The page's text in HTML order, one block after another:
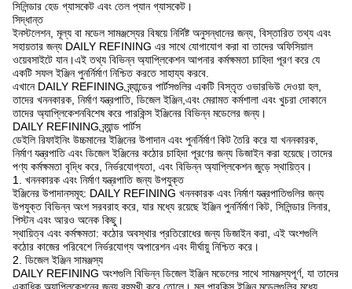
সিলিন্ডার হেড গ্যাসকেট এবং তেল প্যান গ্যাসকেট।
সিদ্ধান্ত
ইনস্টলেশন, মূল্য বা মডেল সামঞ্জস্যের বিষয়ে নির্দিষ্ট অনুসন্ধানের জন্য, বিস্তারিত তথ্য এবং
সহায়তার জন্য DAILY REFINING এর সাথে যোগাযোগ করা বা তাদের অফিসিয়াল
ওয়েবসাইটে যান।এই তথ্য বিভিন্ন অ্যাপ্লিকেশন আপনার কর্মক্ষমতা চাহিদা পূরণ করে যে
একটি সফল ইঞ্জিন পুনর্নির্মাণ নিশ্চিত করতে সাহায্য করবে.
এখানে DAILY REFINING ব্র্যান্ডের পার্টসগুলির একটি বিস্তৃত ওভারভিউ দেওয়া হল,
তাদের খননকারক, নির্মাণ যন্ত্রপাতি, ডিজেল ইঞ্জিন,এবং মেরামত কর্মশালা এবং খুচরা দোকানে
তাদের অ্যাপ্লিকেশনবিশেষ করে পারকিন্স ইঞ্জিনের বিভিন্ন মডেলের জন্য।
DAILY REFINING ব্র্যান্ড পার্টস
ডেইলি রিফাইনিং উচ্চমানের ইঞ্জিনের উপাদান এবং পুনর্নির্মাণ কিট তৈরি করে যা খননকারক,
নির্মাণ যন্ত্রপাতি এবং ডিজেল ইঞ্জিনের কঠোর চাহিদা পূরণের জন্য ডিজাইন করা হয়েছে।তাদের
পণ্য কর্মক্ষমতা বৃদ্ধি করে, নির্ভরযোগ্যতা, এবং বিভিন্ন অ্যাপ্লিকেশন জুড়ে স্থায়িত্ব।
1. খননকারক এবং নির্মাণ যন্ত্রপাতি জন্য উপযুক্ত
ইঞ্জিনের উপাদানসমূহ: DAILY REFINING খননকারক এবং নির্মাণ যন্ত্রপাতিগুলির জন্য
উপযুক্ত বিভিন্ন অংশ সরবরাহ করে, যার মধ্যে রয়েছে ইঞ্জিন পুনর্নির্মাণ কিট, সিলিন্ডার লিনার,
পিস্টন এবং আরও অনেক কিছু।
স্থায়িত্ব এবং কর্মক্ষমতা: কঠোর অবস্থার প্রতিরোধের জন্য ডিজাইন করা, এই অংশগুলি
কঠোর কাজের পরিবেশে নির্ভরযোগ্য অপারেশন এবং দীর্ঘায়ু নিশ্চিত করে।
2. ডিজেল ইঞ্জিন সামঞ্জস্য
DAILY REFINING অংশগুলি বিভিন্ন ডিজেল ইঞ্জিন মডেলের সাথে সামঞ্জস্যপূর্ণ, যা তাদের